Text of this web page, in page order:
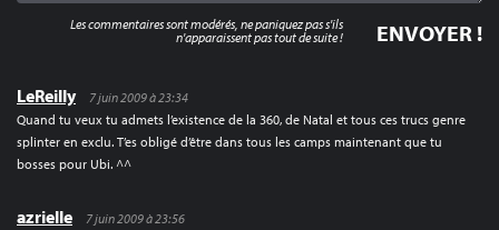
LeReilly
7 juin 2009 à 23:34
Quand tu veux tu admets l’existence de la 360, de Natal et tous ces trucs genre
splinter en exclu. T’es obligé d’être dans tous les camps maintenant que tu
bosses pour Ubi. ^^
azrielle
7 juin 2009 à 23:56
Les commentaires sont modérés, ne paniquez pas s'ils
n'apparaissent pas tout de suite !